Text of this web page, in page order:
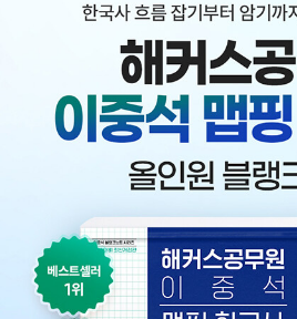
유명하다. 역사는 현재에 효용성이 없으
자주 하는 편이다. 수업 시간에 과거의 사
만으로는 AI 시대에서 역사 지식은 살아
각하는 역사 학습이 이루어져야 하는 시
최근에는 해커스 한국사로 소속을 옮겨
를 본격적으로 시작하면서 이중석 한국